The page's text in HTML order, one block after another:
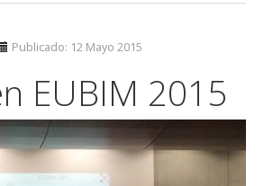
Publicado: 12 Mayo 2015
EUBIM 2015